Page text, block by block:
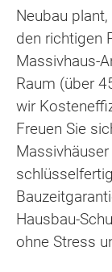
Neubau
den richtigen
Massivhaus-
Raum (über
wir
Freuen Sie
Hausbau-
ohne Stress